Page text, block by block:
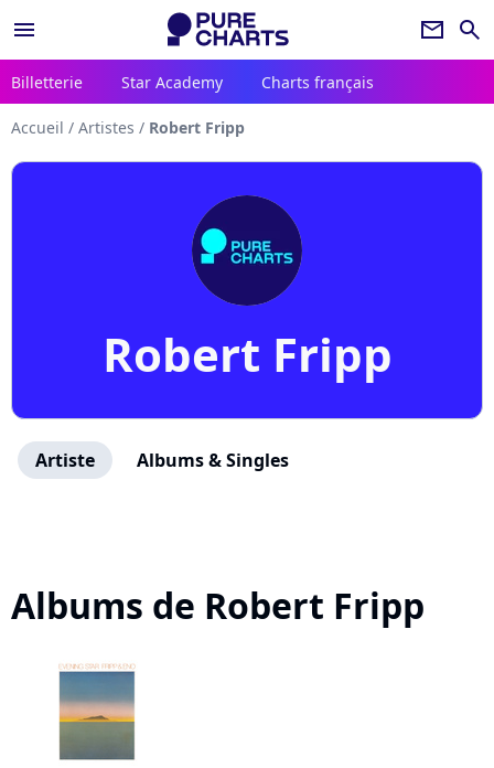
menu newsletter search
Billetterie Star Academy Charts français
Accueil / Artistes / Robert Fripp
Robert Fripp
Artiste Albums & Singles
Albums de Robert Fripp